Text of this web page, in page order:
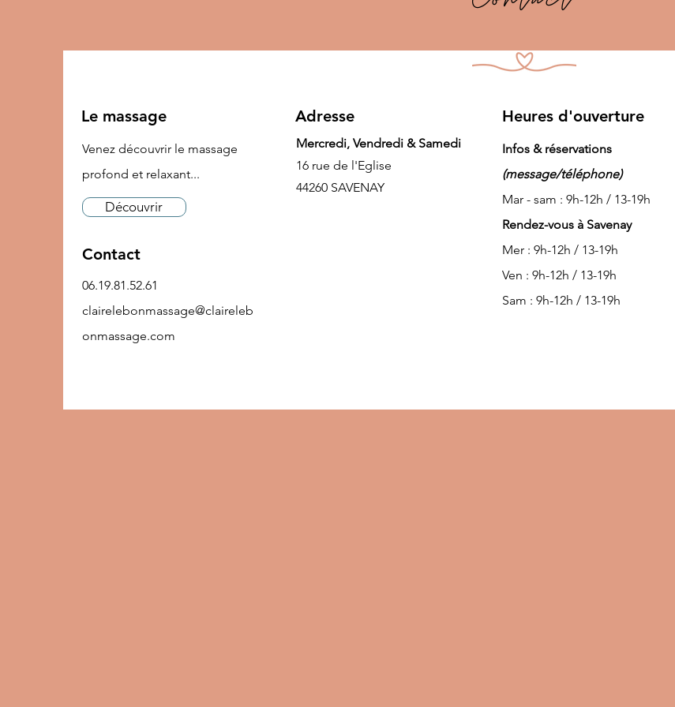
Le massage
Venez découvrir le massage
profond et relaxant...
Découvrir
Contact
06.19.81.52.61
clairelebonmassage@claireleb
onmassage.com
Adresse
Mercredi, Vendredi & Samedi
16 rue de l'Eglise
44260 SAVENAY
Heures d'ouverture
Infos & réservations
(message/téléphone)
Mar - sam : 9h-12h / 13-19h
Rendez-vous à Savenay
Mer : 9h-12h / 13-19h
Ven : 9h-12h / 13-19h
Sam : 9h-12h / 13-19h